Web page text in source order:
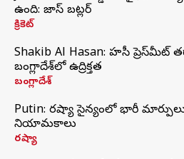
ఉంది: జాస్ బట్లర్
క్రికెట్
Shakib Al Hasan: హసీనా
బంగ్లాదేశ్‌లో ఉద్రిక్తత
బంగ్లాదేశ్
Putin: రష్యా సైన్యంలో భారీ
నియామకాలు
రష్యా